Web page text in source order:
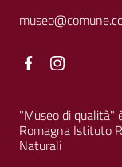
Facebook
"Museo di qualità"
Romagna Istituto
Naturali